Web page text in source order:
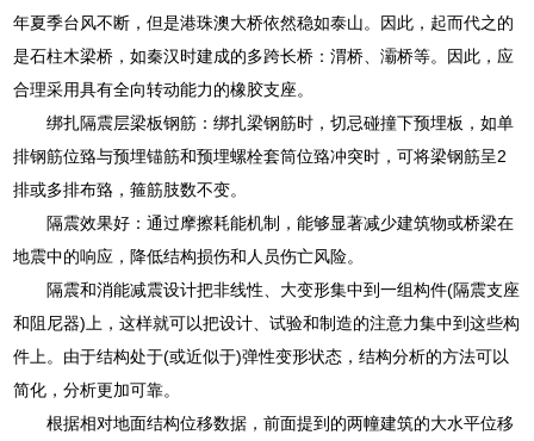
年夏季台风不断，但是港珠澳大桥依然稳如泰山。因此，起而代之的
是石柱木梁桥，如秦汉时建成的多跨长桥：渭桥、灞桥等。因此，应
合理采用具有全向转动能力的橡胶支座。
绑扎隔震层梁板钢筋：绑扎梁钢筋时，切忌碰撞下预埋板，如单
排钢筋位臵与预埋锚筋和预埋螺栓套筒位臵冲突时，可将梁钢筋呈2
排或多排布臵，箍筋肢数不变。
隔震效果好：通过摩擦耗能机制，能够显著减少建筑物或桥梁在
地震中的响应，降低结构损伤和人员伤亡风险。
隔震和消能减震设计把非线性、大变形集中到一组构件(隔震支座
和阻尼器)上，这样就可以把设计、试验和制造的注意力集中到这些构
件上。由于结构处于(或近似于)弹性变形状态，结构分析的方法可以
简化，分析更加可靠。
根据相对地面结构位移数据，前面提到的两幢建筑的大水平位移